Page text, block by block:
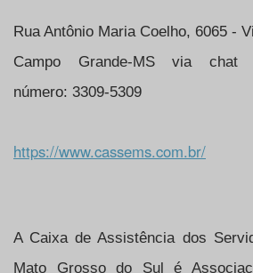
Rua Antônio Maria Coelho, 6065 -
Campo Grande-MS via
número: 3309-5309
https://www.cassems.com.br/
A Caixa de Assistência dos
Mato Grosso do Sul é